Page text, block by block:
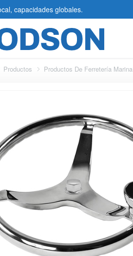
capacidades globales.
Productos Productos De Ferretería Marina